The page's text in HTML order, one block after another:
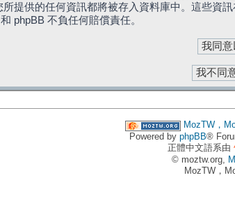
提供的任何資訊都將被存入資料庫中。這些資
phpBB 不負任何賠償責任。
MozTW，
Powered by phpBB®
正體中文語系由
© moztw.org,
MozTW，